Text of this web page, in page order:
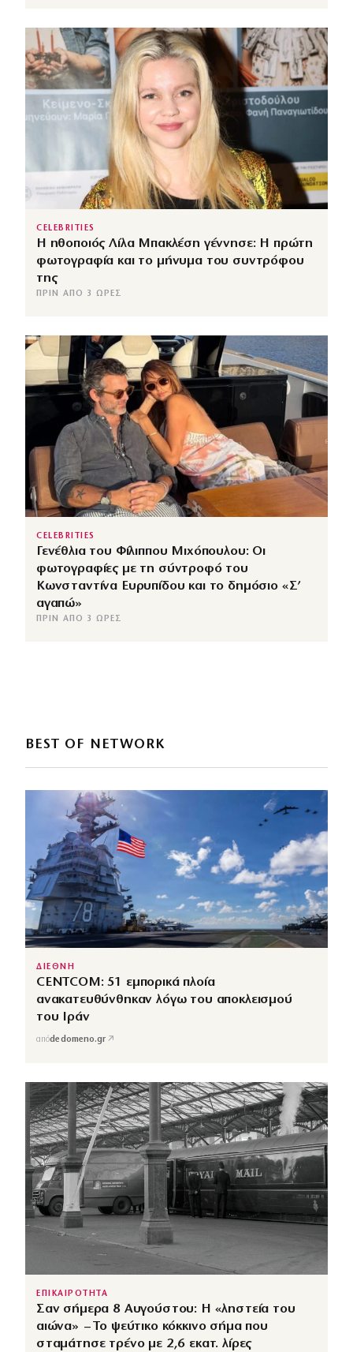
CELEBRITIES
Η ηθοποιός Λίλα Μπακλέση γέννησε: Η πρώτη
φωτογραφία και το μήνυμα του συντρόφου
της
ΠΡΙΝ ΑΠΌ 3 ΏΡΕΣ
CELEBRITIES
Γενέθλια του Φίλιππου Μιχόπουλου: Οι
φωτογραφίες με τη σύντροφό του
Κωνσταντίνα Ευρυπίδου και το δημόσιο «Σ’
αγαπώ»
ΠΡΙΝ ΑΠΌ 3 ΏΡΕΣ
BEST OF NETWORK
ΔΙΕΘΝΗ
CENTCOM: 51 εμπορικά πλοία
ανακατευθύνθηκαν λόγω του αποκλεισμού
του Ιράν
απόdedomeno.gr ↗
ΕΠΙΚΑΙΡΟΤΗΤΑ
Σαν σήμερα 8 Αυγούστου: Η «ληστεία του
αιώνα» – Το ψεύτικο κόκκινο σήμα που
σταμάτησε τρένο με 2,6 εκατ. λίρες